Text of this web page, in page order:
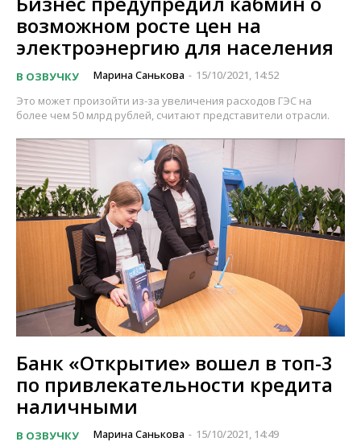
возможном росте цен на
электроэнергию для населения
В ОЗВУЧКУ Марина Санькова - 15/10/2021, 14:52
Это может произойти из-за увеличения расходов ГЭС на
более чем 50 млрд рублей, считают представители отрасли.
Банк «Открытие» вошел в топ-3
по привлекательности кредита
наличными
В ОЗВУЧКУ Марина Санькова - 15/10/2021, 14:49